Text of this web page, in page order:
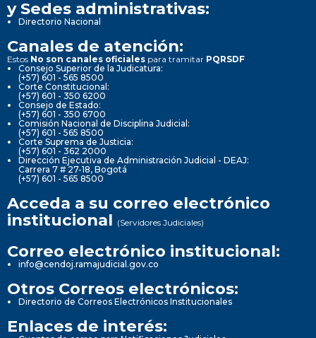
y Sedes administrativas:
Directorio Nacional
Canales de atención:
Estos No son canales oficiales para tramitar PQRSDF
Consejo Superior de la Judicatura:
(+57) 601 - 565 8500
Corte Constitucional:
(+57) 601 - 350 6200
Consejo de Estado:
(+57) 601 - 350 6700
Comisión Nacional de Disciplina Judicial:
(+57) 601 - 565 8500
Corte Suprema de Justicia:
(+57) 601 - 362 2000
Dirección Ejecutiva de Administración Judicial - DEAJ:
Carrera 7 # 27-18, Bogotá
(+57) 601 - 565 8500
Acceda a su correo electrónico
institucional (Servidores Judiciales)
Correo electrónico institucional:
info@cendoj.ramajudicial.gov.co
Otros Correos electrónicos:
Directorio de Correos Electrónicos Institucionales
Enlaces de interés: